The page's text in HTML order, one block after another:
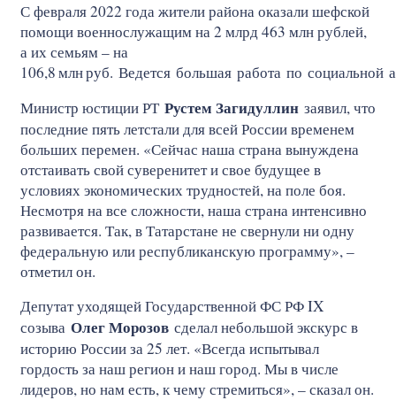
С февраля 2022 года жители района оказали шефской
помощи военнослужащим на 2 млрд 463 млн рублей,
а их семьям – на
106,8млнруб. Ведется большая работа по
Министр юстиции РТ Рустем Загидуллин заявил, что
последние пять летстали для всей России временем
больших перемен. «Сейчас наша страна вынуждена
отстаивать свой суверенитет и свое будущее в
условиях экономических трудностей, на поле боя.
Несмотря на все сложности, наша страна интенсивно
развивается. Так, в Татарстане не свернули ни одну
федеральную или республиканскую программу», –
отметил он.
Депутат уходящей Государственной ФС РФ IX
созыва Олег Морозов сделал небольшой экскурс в
историю России за 25 лет. «Всегда испытывал
гордость за наш регион и наш город. Мы в числе
лидеров, но нам есть, к чему стремиться», – сказал он.